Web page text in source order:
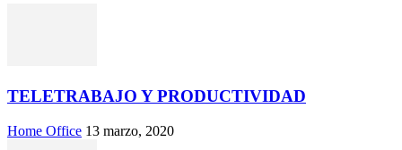
TELETRABAJO Y PRODUCTIVIDAD
Home Office 13 marzo, 2020